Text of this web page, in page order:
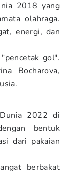
2018 yang
olahraga.
energi, dan
gol".
Bocharova,
2022 di
bentuk
dari pakaian
berbakat